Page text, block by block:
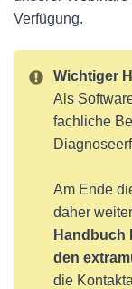
Verfügung.
Wichtiger
Als
fachliche
Am Ende
daher
Handbuch
den
die